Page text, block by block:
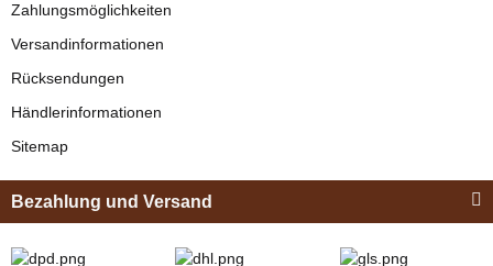
Zahlungsmöglichkeiten
Versandinformationen
Rücksendungen
Händlerinformationen
Sitemap
Bezahlung und Versand